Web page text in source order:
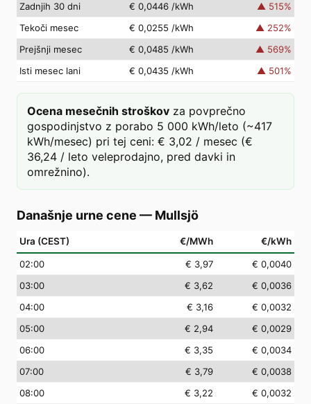
Zadnjih 30 dni
€ 0,0446 /kWh ▲ 515%
Tekoči mesec
€ 0,0255 /kWh ▲ 252%
Prejšnji mesec
€ 0,0485 /kWh ▲ 569%
Isti mesec lani
€ 0,0435 /kWh ▲ 501%
Ocena mesečnih stroškov za povprečno
gospodinjstvo z porabo 5 000 kWh/leto (~417
kWh/mesec) pri tej ceni: € 3,02 / mesec (€
36,24 / leto veleprodajno, pred davki in
omrežnino).
Današnje urne cene — Mullsjö
Ura (CEST) €/MWh €/kWh
02:00 € 3,97
€ 0,0040
03:00 € 3,62
€ 0,0036
04:00 € 3,16
€ 0,0032
05:00 € 2,94
€ 0,0029
06:00 € 3,35
€ 0,0034
07:00 € 3,79
€ 0,0038
08:00 € 3,22
€ 0,0032